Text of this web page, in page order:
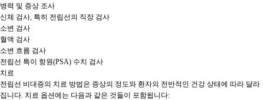
병력 및 증상 조사
신체 검사, 특히 전립선의 직장 검사
소변 검사
혈액 검사
소변 흐름 검사
전립선 특이 항원(PSA) 수치 검사
치료
전립선 비대증의 치료 방법은 증상의 정도와 환자의 전반적인 건강 상태에 따라 달라
집니다. 치료 옵션에는 다음과 같은 것들이 포함됩니다: